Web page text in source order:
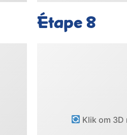
Étape8
Klik om 3D